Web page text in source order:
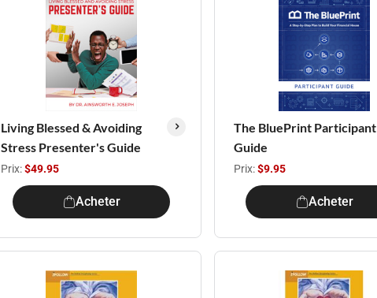
Living Blessed & Avoiding
Stress Presenter's Guide
Prix:$49.95
Acheter
The BluePrint Participant
Guide
Prix:$9.95
Acheter